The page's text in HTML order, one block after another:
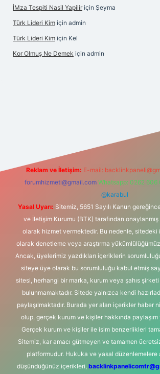
İMza Tespiti Nasil Yapilir için Şeyma
Türk Lideri Kim için admin
Türk Lideri Kim için Kel
Kor Olmuş Ne Demek için admin
Reklam ve İletişim: E-mail:
forumhizmeti@gmail.com Whatsapp: 0262 606
@karabul
Yasal Uyarı: Sitemiz, 5651 Sayılı Kanun
ve İletişim Kurumu (BTK) tarafından onaylanmış
olarak hizmet vermektedir. Bu nedenle,
olarak denetleme veya araştırma
Ancak, üyelerimiz yazdıkları içeriklerin
siteye üye olarak bu sorumluluğu kabul etmiş
sitesi, herhangi bir marka, kurum veya şahıs şirketi
bulunmamaktadır. Sitede yalnızca kendi
paylaşılmaktadır. Burada yer alan içerikler haber
olup, gerçek kurum ve kişiler hakkında paylaşım
Gerçek kurum ve kişiler ile isim benzerlikleri
Sitemiz, kar amacı gütmeyen ve tamamen
platformudur. Hukuka ve yasal düzenlemelere
düşündüğünüz içerikleri,